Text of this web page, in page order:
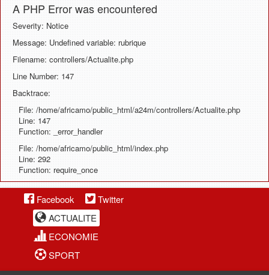
A PHP Error was encountered
Severity: Notice
Message: Undefined variable: rubrique
Filename: controllers/Actualite.php
Line Number: 147
Backtrace:
File: /home/africamo/public_html/a24m/controllers/Actualite.php
Line: 147
Function: _error_handler
File: /home/africamo/public_html/index.php
Line: 292
Function: require_once
Facebook
Twitter
ACTUALITE
ECONOMIE
SPORT